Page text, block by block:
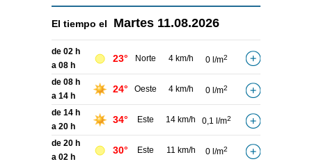
El tiempo el Martes 11.08.2026
de 02 h
a 08 h
23° Norte 4 km/h 0 l/m2
de 08 h
a 14 h
24° Oeste 4 km/h 0 l/m2
de 14 h
a 20 h
34° Este 14 km/h 0,1 l/m2
de 20 h
a 02 h
30° Este 11 km/h 0 l/m2